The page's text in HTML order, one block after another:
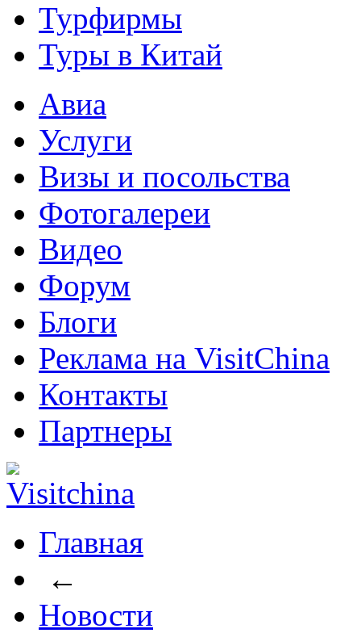
Турфирмы
Туры в Китай
Авиа
Услуги
Визы и посольства
Фотогалереи
Видео
Форум
Блоги
Реклама на VisitChina
Контакты
Партнеры
Главная
←
Новости